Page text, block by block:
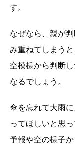
す。
なぜなら、親が
み重ねてしまう
空模様から判断
なるでしょう。
傘を忘れて大雨
ってほしいと思
予報や空の様子